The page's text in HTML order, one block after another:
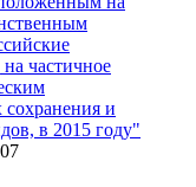
частичное
сохранения и
в 2015 году"